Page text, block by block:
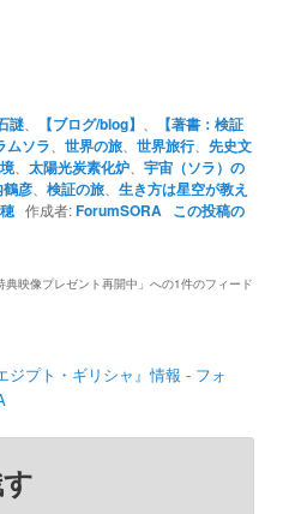
謎 【ブログ/blog】
【著書：検証
ムソラ 、世界の旅 、世界旅行、先史文
、太陽光炭素化炉 、宇宙（ソラ）の
彦 、検証の旅 、生き方は星空が教え
作成者:ForumSORA この投稿の
典映像プレゼント再開中 」への1件のフィード
ジプト・ギリシャ』情報 - フォ